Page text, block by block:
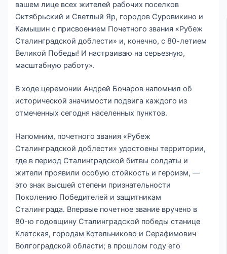
вашем лице всех жителей рабочих поселков
Октябрьский и Светлый Яр, городов Суровикино и
Камышин с присвоением Почетного звания «Рубеж
Сталинградской доблести» и, конечно, с 80-летием
Великой Победы! И настраиваю на серьезную,
масштабную работу».
В ходе церемонии Андрей Бочаров напомнил об
исторической значимости подвига каждого из
отмеченных сегодня населенных пунктов.
Напомним, почетного звания «Рубеж
Сталинградской доблести» удостоены территории,
где в период Сталинградской битвы солдаты и
жители проявили особую стойкость и героизм, —
это знак высшей степени признательности
Поколению Победителей и защитникам
Сталинграда. Впервые почетное звание вручено в
80-ю годовщину Сталинградской победы станице
Клетская, городам Котельниково и Серафимович
Волгоградской области; в прошлом году его